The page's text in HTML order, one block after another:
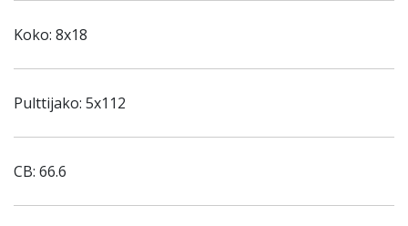
Koko: 8x18
Pulttijako: 5x112
CB: 66.6